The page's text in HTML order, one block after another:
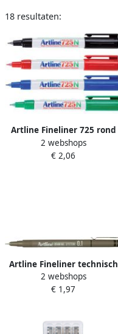
18 resultaten:
Artline Fineliner 725 rond
0.4mm zwart
2 webshops
€ 2,06
Artline Fineliner technisch
0.1mm zwart
2 webshops
€ 1,97